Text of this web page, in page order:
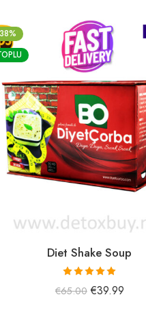
Diet Shake Soup
5 üzerinden
€65.00 €39.99